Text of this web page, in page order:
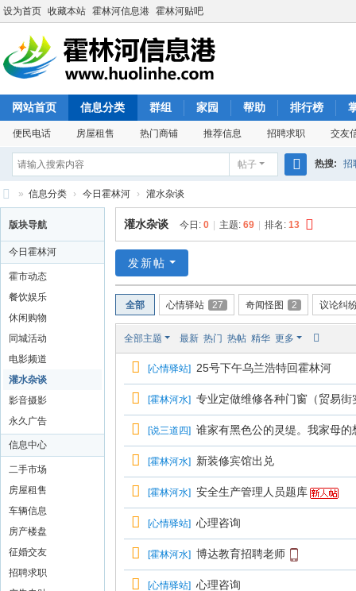
设为首页 收藏本站 霍林河信息港 霍林河贴吧
网站首页 信息分类 群组 家园 帮助 排行榜
便民电话 房屋租售 热门商铺 推荐信息 招聘求职 交友
帖子
索
热搜: 招
霍
林
河
港
» 信息分类 › 今日霍林河 › 灌水杂谈
版块导航
今日霍林河
霍市动态
餐饮娱乐
休闲购物
同城活动
电影频道
灌水杂谈
影音摄影
永久广告
信息中心
二手市场
房屋租售
车辆信息
房产楼盘
征婚交友
招聘求职
灌水杂谈 今日: 0 主题: 69 排名: 13
发新帖
全部 心情驿站 27 奇闻怪图 2 议论纠
全部主题 最新 热门 热帖 精华 更多
[心情驿站] 25号下午乌兰浩特回霍林河
[霍林河水] 专业定做维修各种门窗（贸易街
[说三道四] 谁家有黑色公的灵缇。我家母的
[霍林河水] 新装修宾馆出兑
[霍林河水] 安全生产管理人员题库
[心情驿站] 心理咨询
[霍林河水] 博达教育招聘老师
[心情驿站] 心理咨询